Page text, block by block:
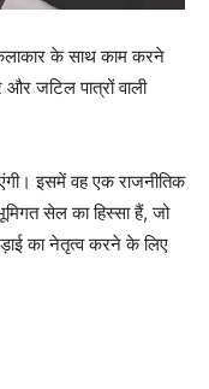
के साथ काम करने
और जटिल पात्रों वाली
इसमें वह एक राजनीतिक
सेल का हिस्सा हैं, जो
का नेतृत्व करने के लिए